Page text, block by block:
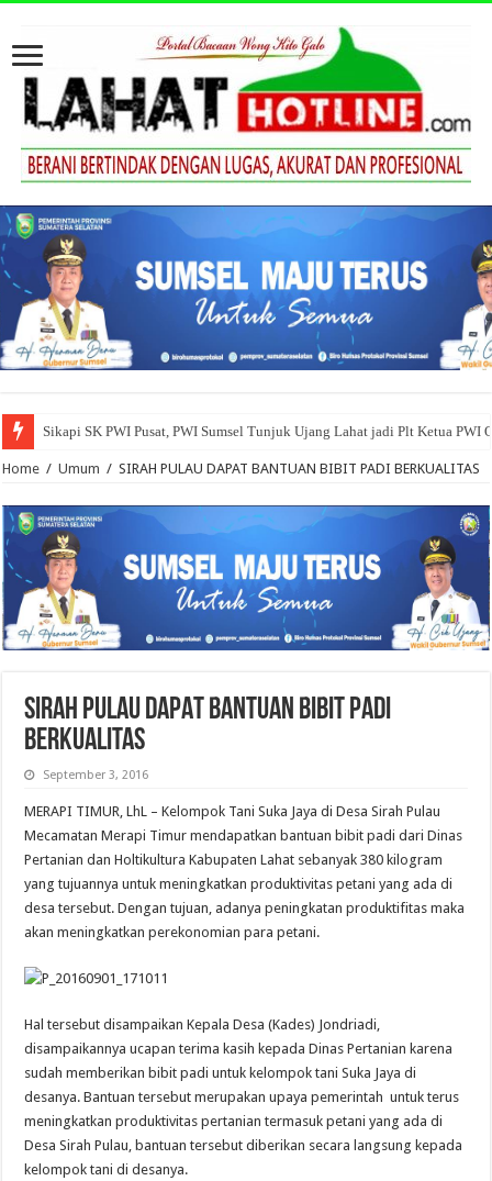
Sikapi SK PWI Pusat, PWI Sumsel Tunjuk Ujang Lahat jadi Plt Ketua PWI
Home / Umum / SIRAH PULAU DAPAT BANTUAN BIBIT PADI BERKUALITAS
SIRAH PULAU DAPAT BANTUAN BIBIT PADI
BERKUALITAS
September 3, 2016
MERAPI TIMUR, LhL – Kelompok Tani Suka Jaya di Desa Sirah Pulau
Mecamatan Merapi Timur mendapatkan bantuan bibit padi dari Dinas
Pertanian dan Holtikultura Kabupaten Lahat sebanyak 380 kilogram
yang tujuannya untuk meningkatkan produktivitas petani yang ada di
desa tersebut. Dengan tujuan, adanya peningkatan produktifitas maka
akan meningkatkan perekonomian para petani.
Hal tersebut disampaikan Kepala Desa (Kades) Jondriadi,
disampaikannya ucapan terima kasih kepada Dinas Pertanian karena
sudah memberikan bibit padi untuk kelompok tani Suka Jaya di
desanya. Bantuan tersebut merupakan upaya pemerintah untuk terus
meningkatkan produktivitas pertanian termasuk petani yang ada di
Desa Sirah Pulau, bantuan tersebut diberikan secara langsung kepada
kelompok tani di desanya.